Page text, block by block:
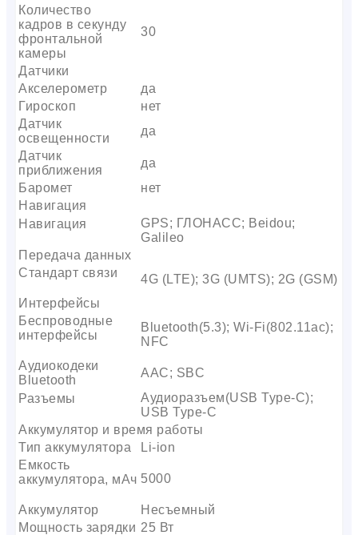
Количество
кадров в секунду
фронтальной
камеры
30
Датчики
Акселерометр
да
Гироскоп
нет
Датчик
освещенности
да
Датчик
приближения
да
Баромет
нет
Навигация
Навигация
GPS; ГЛОНАСС; Beidou;
Galileo
Передача данных
Стандарт связи
4G (LTE); 3G (UMTS); 2G (GSM)
Интерфейсы
Беспроводные
интерфейсы
Bluetooth(5.3); Wi-Fi(802.11ac);
NFC
Аудиокодеки
Bluetooth
AAC; SBC
Разъемы
Аудиоразъем(USB Type-C);
USB Type-C
Аккумулятор и время работы
Тип аккумулятора
Li-ion
Емкость
аккумулятора, мАч 5000
Аккумулятор
Несъемный
Мощность зарядки 25 Вт